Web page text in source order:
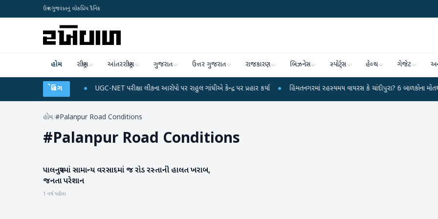
ઉત્તર ગુજરાતનું લોકપ્રિય દૈનિક
હોમ રાષ્ટ્રીય આંતરરાષ્ટ્રીય ગુજરાત ઉત્તર ગુજરાત રાજકારણ બિઝનેસ સ્પોર્ટ્સ હેલ્થ ગેજેટ
બ્રેકિંગ
● UGC-NET પરીક્ષા લીકના આરોપો પર રાહુલ ગાંધીએ કેન્દ્ર પર પ્રહાર કર્યા ● હિંમતનગરમાં રહસ્યમય વાયરસ કે ચાંદીપુરા? 6 બાળકોના મોતથી ફફડાટ
હોમ/#Palanpur Road Conditions
#Palanpur Road Conditions
બનાસકાંઠા
પાલનપુરમાં સામાન્ય વરસાદમાં જ રોડ રસ્તાની હાલત ખરાબ,
જનતા પરેશાન
1 વર્ષ પહેલા